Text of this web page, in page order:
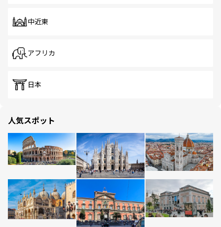
中近東
アフリカ
日本
人気スポット